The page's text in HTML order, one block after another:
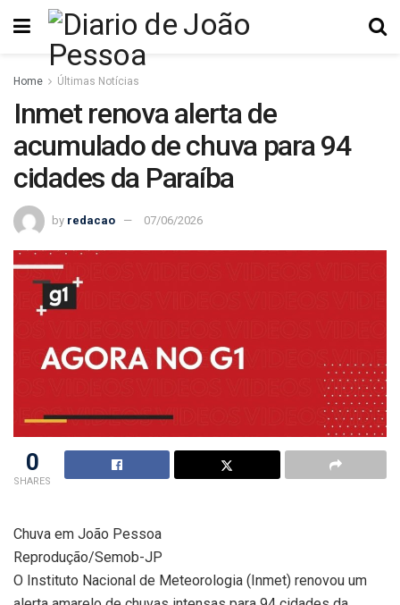
Home Últimas Notícias
Inmet renova alerta de
acumulado de chuva para 94
cidades da Paraíba
by redacao 07/06/2026
0
SHARES
Chuva em João Pessoa
Reprodução/Semob-JP
O Instituto Nacional de Meteorologia (Inmet) renovou um